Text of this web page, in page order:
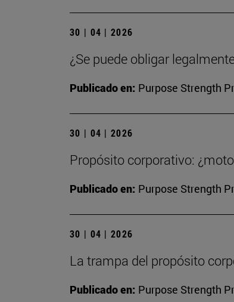
30 | 04 | 2026
¿Se puede obligar
Publicado en: Purpose Strength
30 | 04 | 2026
Propósito corporativo:
Publicado en: Purpose Strength
30 | 04 | 2026
La trampa del propósito
Publicado en: Purpose Strength